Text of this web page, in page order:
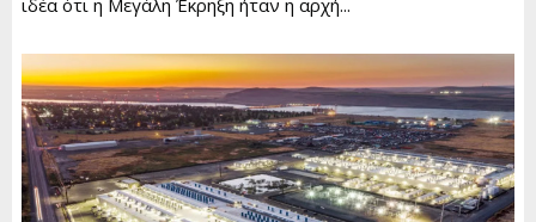
ιδέα ότι η Μεγάλη Έκρηξη ήταν η αρχή...